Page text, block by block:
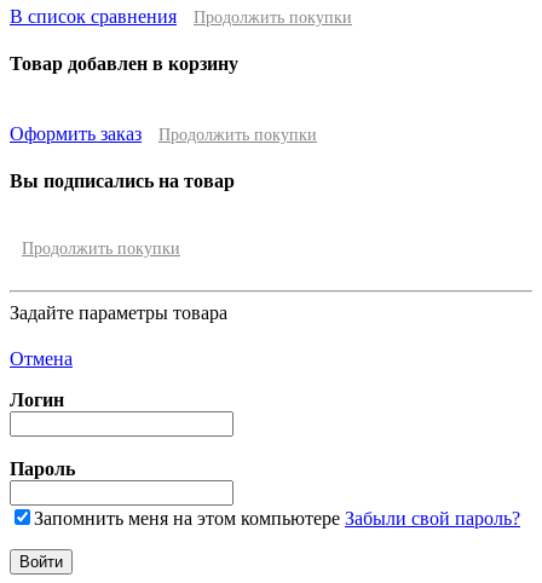
В список сравнения Продолжить покупки
Товар добавлен в корзину
Оформить заказ Продолжить покупки
Вы подписались на товар
Продолжить покупки
Задайте параметры товара
Отмена
Логин
Пароль
Запомнить меня на этом компьютере Забыли свой пароль?